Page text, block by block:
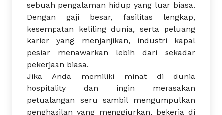
sebuah pengalaman hidup yang luar biasa.
Dengan gaji besar, fasilitas lengkap,
kesempatan keliling dunia, serta peluang
karier yang menjanjikan, industri kapal
pesiar menawarkan lebih dari sekadar
pekerjaan biasa.
Jika Anda memiliki minat di dunia
hospitality dan ingin merasakan
petualangan seru sambil mengumpulkan
penghasilan yang menggiurkan, bekerja di